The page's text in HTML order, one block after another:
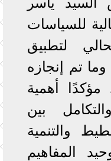
للسياسات
لتطبيق
وما تم إنجازه
مؤكدًا أهمية
بين
والتنمية
المفاهيم